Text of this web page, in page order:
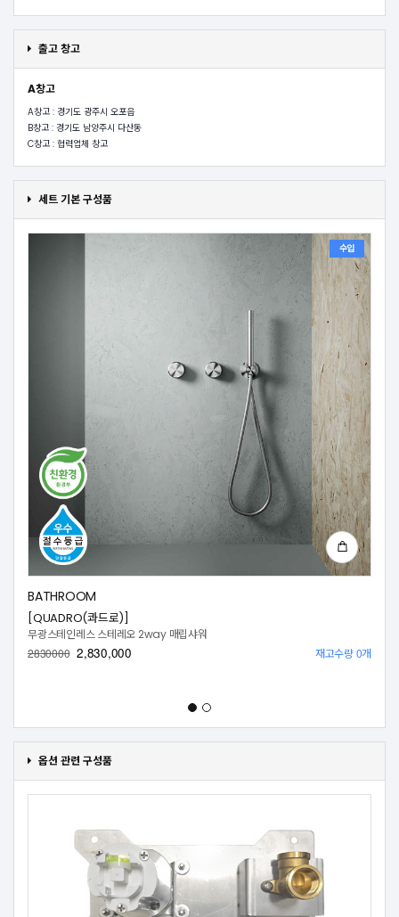
출고 창고
A창고
A창고 : 경기도 광주시 오포읍
B창고 : 경기도 남양주시 다산동
C창고 : 협력업체 창고
세트 기본 구성품
수입
BATHROOM
[QUADRO(콰드로)]
무광스테인레스 스테레오 2way 매립샤워
2830000 2,830,000 재고수량 0개
옵션 관련 구성품